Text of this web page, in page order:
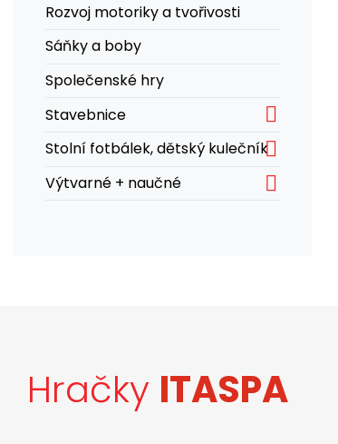
Rozvoj motoriky a tvořivosti
Sáňky a boby
Společenské hry
Stavebnice

Stolní fotbálek, dětský kulečník
Výtvarné + naučné 
Hračky ITASPA